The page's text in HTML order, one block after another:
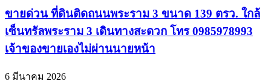
ขายด่วน ที่ดินติดถนนพระราม 3 ขนาด 139 ตรว. ใกล้
เซ็นทรัลพระราม 3 เดินทางสะดวก โทร 0985978993
เจ้าของขายเองไม่ผ่านนายหน้า
6 มีนาคม 2026